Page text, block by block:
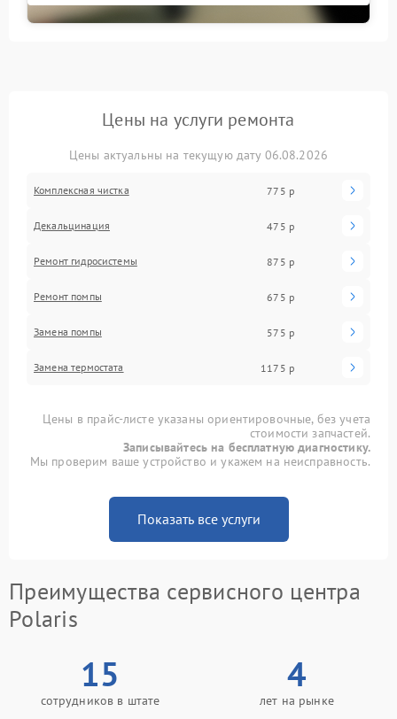
Цены на услуги ремонта
Цены актуальны на текущую дату 06.08.2026
Комплексная чистка 775 р
Декальцинация 475 р
Ремонт гидросистемы 875 р
Ремонт помпы 675 р
Замена помпы 575 р
Замена термостата 1175 р
Цены в прайс-листе указаны ориентировочные, без учета
стоимости запчастей.
Записывайтесь на бесплатную диагностику.
Мы проверим ваше устройство и укажем на неисправность.
Показать все услуги
Преимущества сервисного центра
Polaris
15
сотрудников в штате
4
лет на рынке